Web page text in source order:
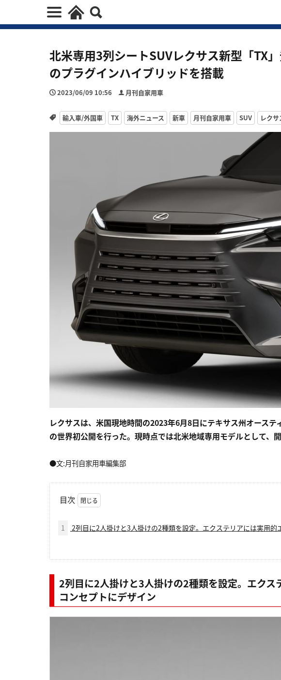
北米専用3列シートSUVレクサス新型「TX
のプラグインハイブリッドを搭載
2023/06/09 10:56 月刊自家用車
輸入車/外国車 TX 海外ニュース 新車 月刊自家用車 SUV レクサ
レクサスは、米国現地時間の2023年6月8日にテキサス州オーステ
の世界初公開を行った。現時点では北米地域専用モデルとして、
●文:月刊自家用車編集部
目次
1 2列目に2人掛けと3人掛けの2種類を設定。エクステリアには実用的
2列目に2人掛けと3人掛けの2種類を設定。エクス
コンセプトにデザイン